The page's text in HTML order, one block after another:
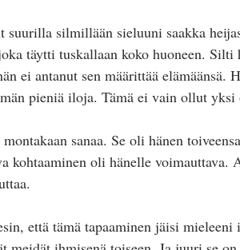
silmillään sieluuni saakka
täytti tuskallaan koko huoneen.
ei antanut sen määrittää elämäänsä.
pieniä iloja. Tämä ei vain ollut yksi
sanaa. Se oli hänen
oli hänelle voimauttava.
että tämä tapaaminen jäisi